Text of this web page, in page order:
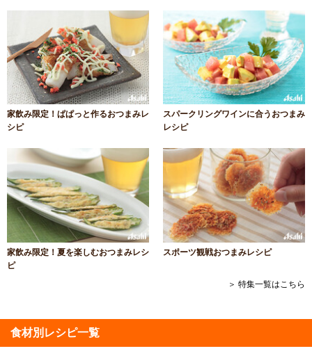
家飲み限定！ぱぱっと作るおつまみレ
シピ
スパークリングワインに合うおつまみ
レシピ
家飲み限定！夏を楽しむおつまみレシ
ピ
スポーツ観戦おつまみレシピ
＞ 特集一覧はこちら
食材別レシピ一覧